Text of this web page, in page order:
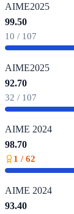
AIME2025
99.50
10 / 107
AIME2025
92.70
32 / 107
AIME 2024
98.70
1 / 62
AIME 2024
93.40